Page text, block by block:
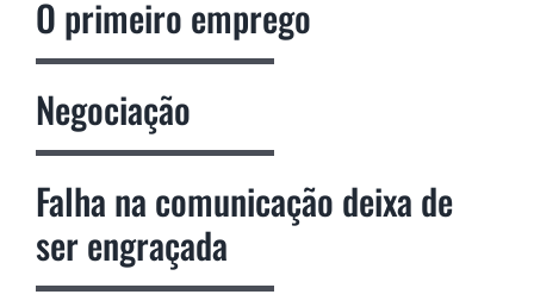
O primeiro emprego
Negociação
Falha na comunicação deixa de
ser engraçada